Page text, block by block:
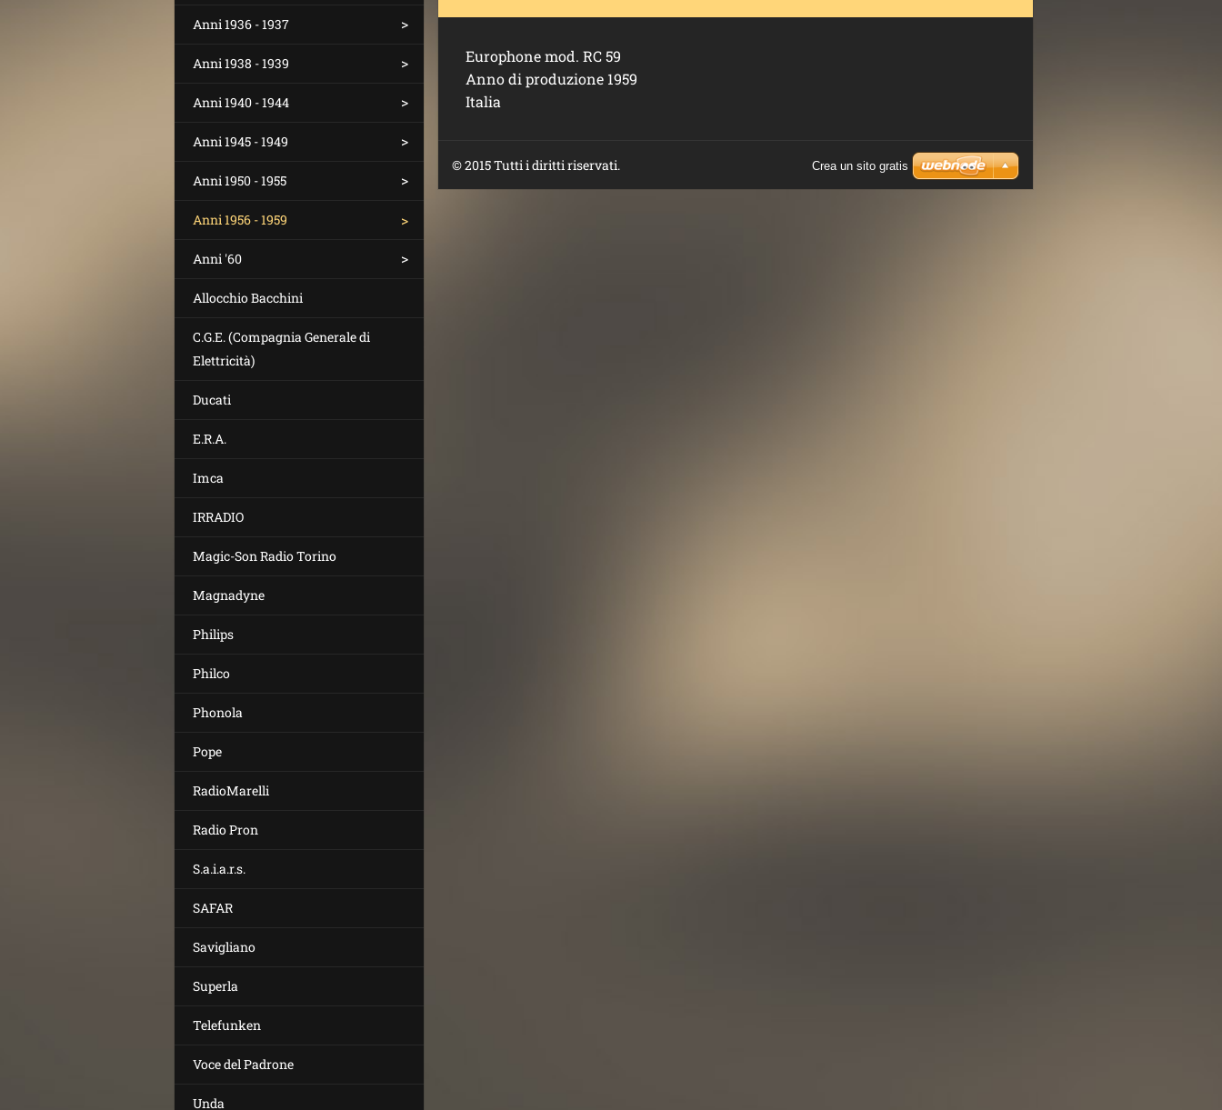
Anni 1936 - 1937
Anni 1938 - 1939
Anni 1940 - 1944
Anni 1945 - 1949
Anni 1950 - 1955
Anni 1956 - 1959
Anni '60
Allocchio Bacchini
C.G.E. (Compagnia Generale di
Elettricità)
Ducati
E.R.A.
Imca
IRRADIO
Magic-Son Radio Torino
Magnadyne
Philips
Philco
Phonola
Pope
RadioMarelli
Radio Pron
S.a.i.a.r.s.
SAFAR
Savigliano
Superla
Telefunken
Voce del Padrone
Unda
Europhone mod. RC 59
Anno di produzione 1959
Italia
© 2015 Tutti i diritti riservati. Crea un sito gratis